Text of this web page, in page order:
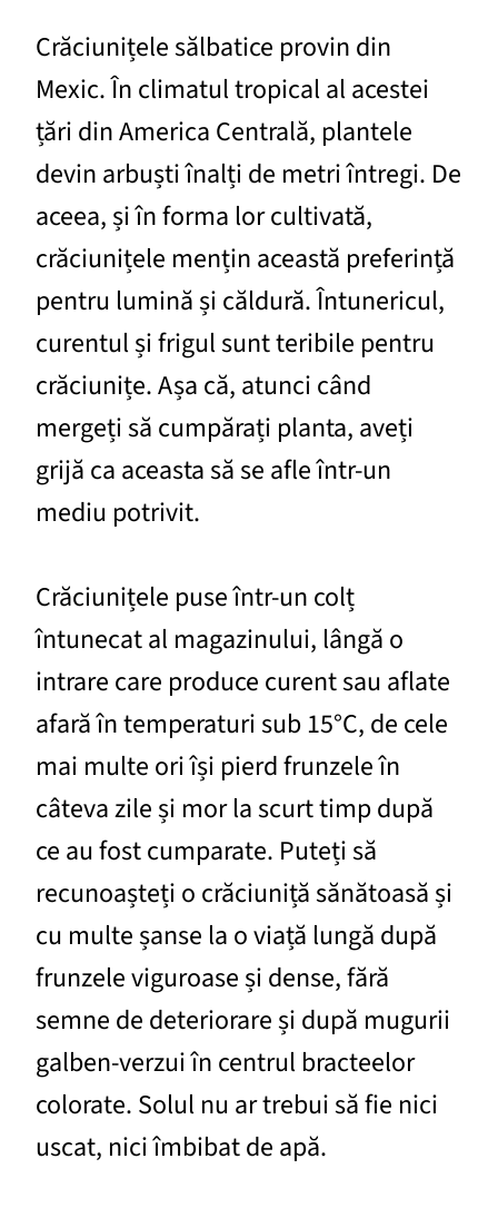
Crăciunițele sălbatice provin din
Mexic. În climatul tropical al acestei
țări din America Centrală, plantele
devin arbuști înalți de metri întregi. De
aceea, și în forma lor cultivată,
crăciunițele mențin această preferință
pentru lumină și căldură. Întunericul,
curentul și frigul sunt teribile pentru
crăciunițe. Așa că, atunci când
mergeți să cumpărați planta, aveți
grijă ca aceasta să se afle într-un
mediu potrivit.
Crăciunițele puse într-un colț
întunecat al magazinului, lângă o
intrare care produce curent sau aflate
afară în temperaturi sub 15°C, de cele
mai multe ori își pierd frunzele în
câteva zile și mor la scurt timp după
ce au fost cumparate. Puteți să
recunoașteți o crăciuniță sănătoasă și
cu multe șanse la o viață lungă după
frunzele viguroase și dense, fără
semne de deteriorare și după mugurii
galben-verzui în centrul bracteelor
colorate. Solul nu ar trebui să fie nici
uscat, nici îmbibat de apă.